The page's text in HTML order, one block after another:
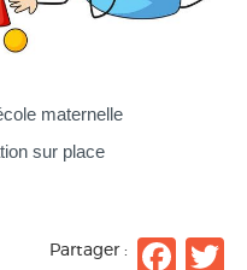
maternelle
sur place
Partager :